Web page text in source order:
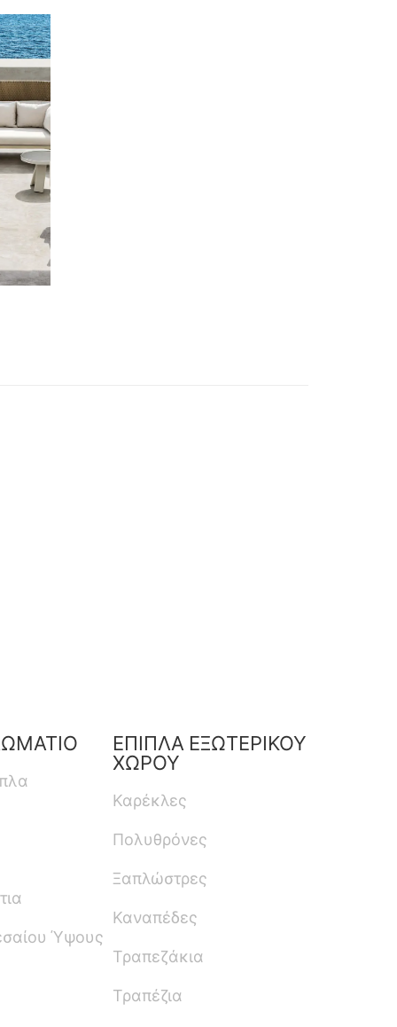
Ύψους
ΕΠΙΠΛΑ ΕΞΩΤΕΡΙΚΟΥ
ΧΩΡΟΥ
Καρέκλες
Πολυθρόνες
Ξαπλώστρες
Καναπέδες
Τραπεζάκια
Τραπέζια